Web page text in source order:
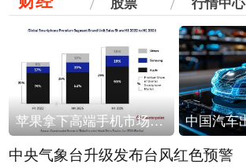
苹果拿下高端手机市场65%的份额：iPhone 17系列功不可没
中央气象台升级发布台风红色预警